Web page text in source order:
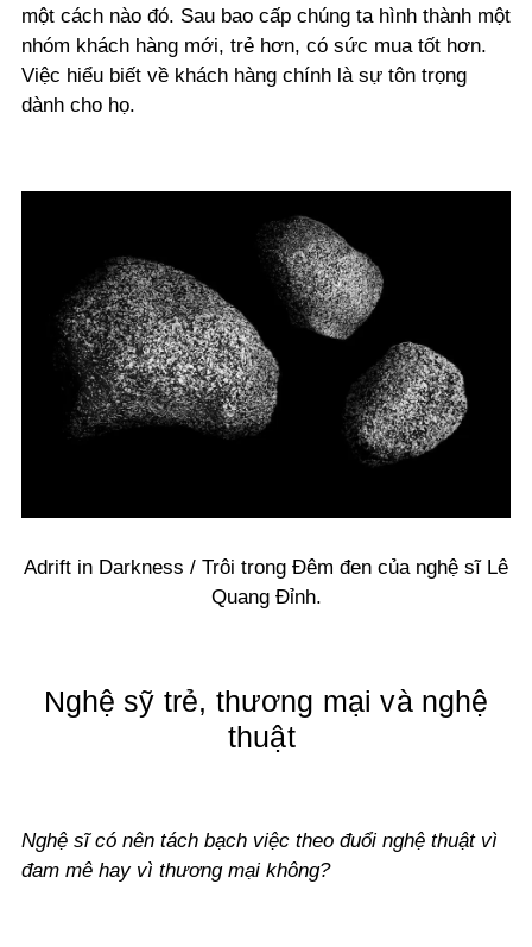
một cách nào đó. Sau bao cấp chúng ta hình thành một
nhóm khách hàng mới, trẻ hơn, có sức mua tốt hơn.
Việc hiểu biết về khách hàng chính là sự tôn trọng
dành cho họ.
Adrift in Darkness / Trôi trong Đêm đen của nghệ sĩ Lê
Quang Đỉnh.
Nghệ sỹ trẻ, thương mại và nghệ
thuật
Nghệ sĩ có nên tách bạch việc theo đuổi nghệ thuật vì
đam mê hay vì thương mại không?